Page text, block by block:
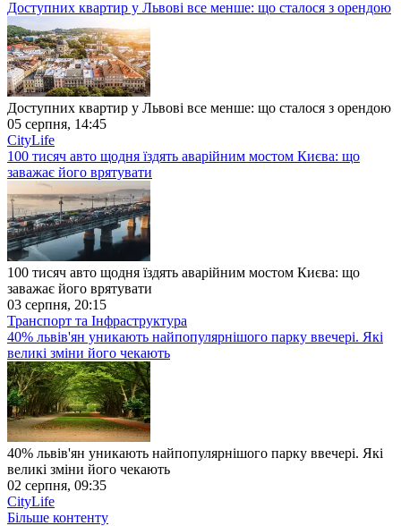
Доступних квартир у Львові все менше: що сталося з орендою
Доступних квартир у Львові все менше: що сталося з орендою
05 серпня, 14:45
CityLife
100 тисяч авто щодня їздять аварійним мостом Києва: що
заважає його врятувати
100 тисяч авто щодня їздять аварійним мостом Києва: що
заважає його врятувати
03 серпня, 20:15
Транспорт та Інфраструктура
40% львів'ян уникають найпопулярнішого парку ввечері. Які
великі зміни його чекають
40% львів'ян уникають найпопулярнішого парку ввечері. Які
великі зміни його чекають
02 серпня, 09:35
CityLife
Більше контенту